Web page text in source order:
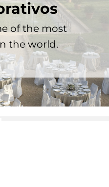
of the most
the world.